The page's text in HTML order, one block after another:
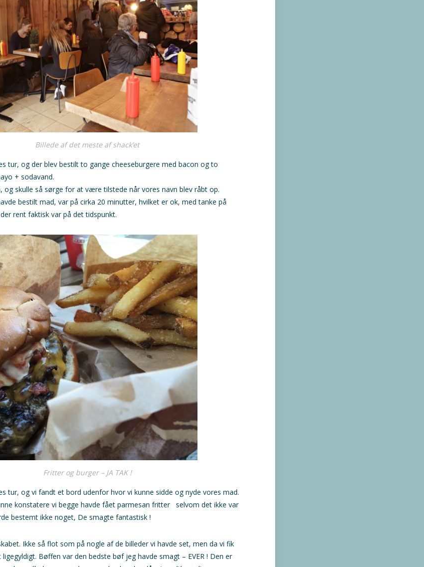
Billede af det meste af shack’et
tur, og der blev bestilt to gange cheeseburgere med bacon og to
+ sodavand.
og skulle så sørge for at være tilstede når vores navn blev råbt op.
bestilt mad, var på cirka 20 minutter, hvilket er ok, med tanke på
rent faktisk var på det tidspunkt.
Fritter og burger – JA TAK !
tur, og vi fandt et bord udenfor hvor vi kunne sidde og nyde vores mad.
konstatere vi begge havde fået parmesan fritter selvom det ikke var
bestemt ikke noget, De smagte fantastisk !
Ikke så flot som på nogle af de billeder vi havde set, men da vi fik
Bøffen var den bedste bøf jeg havde smagt – EVER ! Den er